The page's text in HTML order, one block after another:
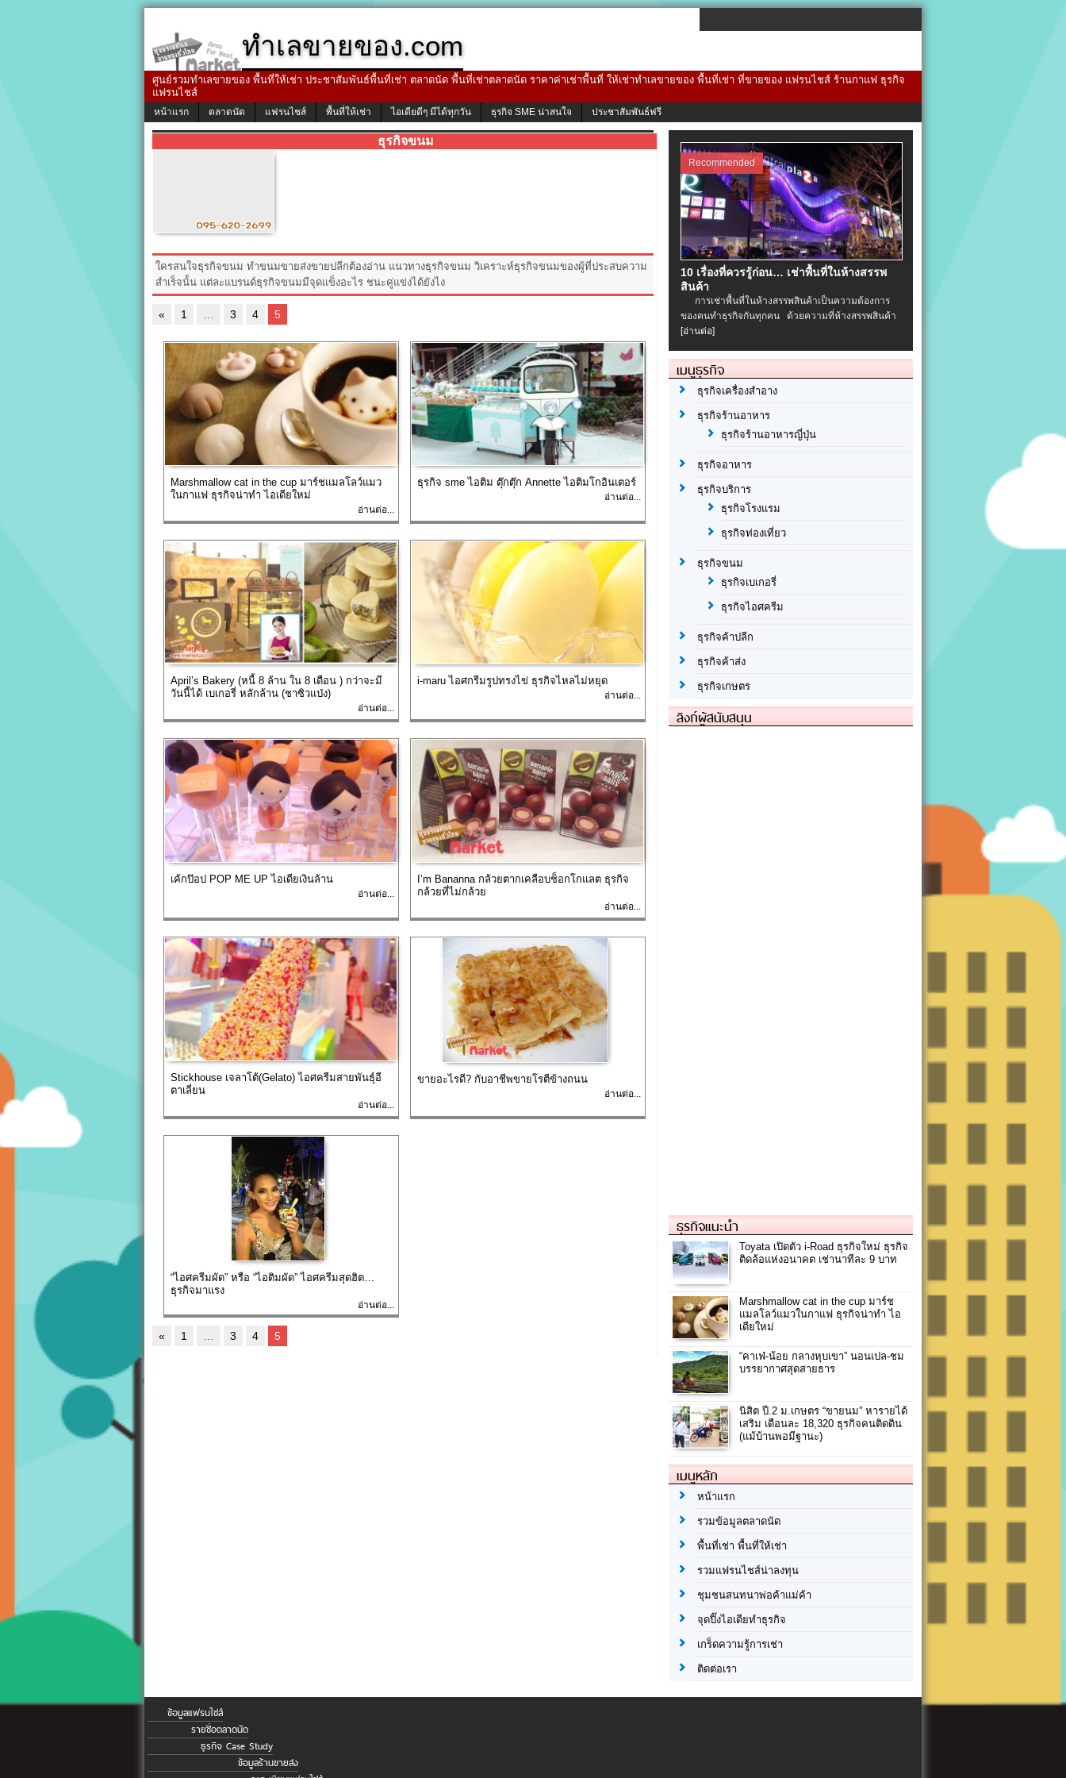
ทำเลขายของ.com
ศูนย์รวมทำเลขายของ พื้นที่ให้เช่า ประชาสัมพันธ์พื้นที่เช่า ตลาดนัด พื้นที่เช่าตลาดนัด ราคาค่าเช่าพื้นที่ ให้เช่าทำเลขายของ พื้นที่เช่า ที่ขายของ แฟรนไชส์ ร้านกาแฟ ธุรกิจ
แฟรนไชส์
หน้าแรก ตลาดนัด แฟรนไชส์ พื้นที่ให้เช่า ไอเดียดีๆ มีได้ทุกวัน ธุรกิจ SME น่าสนใจ ประชาสัมพันธ์ฟรี
ธุรกิจขนม
ใครสนใจธุรกิจขนม ทำขนมขายส่งขายปลีกต้องอ่าน แนวทางธุรกิจขนม วิเคราะห์ธุรกิจขนมของผู้ที่ประสบความ
สำเร็จนั้น แต่ละแบรนด์ธุรกิจขนมมีจุดแข็งอะไร ชนะคู่แข่งได้ยังไง
« 1 3 4 5
Marshmallow cat in the cup มาร์ชแมลโลว์แมว
ในกาแฟ ธุรกิจน่าทำ ไอเดียใหม่
อ่านต่อ...
ธุรกิจ sme ไอติม ตุ๊กตุ๊ก Annette ไอติมโกอินเตอร์
อ่านต่อ...
April’s Bakery (หนี้ 8 ล้าน ใน 8 เดือน ) กว่าจะมี
วันนี้ได้ เบเกอรี่ หลักล้าน (ชาซิวแป่ง)
อ่านต่อ...
i-maru ไอศกรีมรูปทรงไข่ ธุรกิจไหลไม่หยุด
อ่านต่อ...
เค้กป๊อป POP ME UP ไอเดียเงินล้าน
อ่านต่อ...
I’m Bananna กล้วยตากเคลือบช็อกโกแลต ธุรกิจ
กล้วยที่ไม่กล้วย
อ่านต่อ...
Stickhouse เจลาโต้(Gelato) ไอศครีมสายพันธุ์อี
ตาเลี่ยน
อ่านต่อ...
ขายอะไรดี? กับอาชีพขายโรตีข้างถนน
อ่านต่อ...
“ไอศครีมผัด” หรือ “ไอติมผัด” ไอศครีมสุดฮิต…
ธุรกิจมาแรง
อ่านต่อ...
« 1 3 4 5
Recommended
10 เรื่องที่ควรรู้ก่อน… เช่าพื้นที่ในห้างสรรพ
สินค้า
การเช่าพื้นที่ในห้างสรรพสินค้าเป็นความต้องการ
ของคนทำธุรกิจกันทุกคน ด้วยความที่ห้างสรรพสินค้า
[อ่านต่อ]
เมนูธุรกิจ
ธุรกิจเครื่องสำอาง
ธุรกิจร้านอาหาร
ธุรกิจร้านอาหารญี่ปุ่น
ธุรกิจอาหาร
ธุรกิจบริการ
ธุรกิจโรงแรม
ธุรกิจท่องเที่ยว
ธุรกิจขนม
ธุรกิจเบเกอรี่
ธุรกิจไอศครีม
ธุรกิจค้าปลีก
ธุรกิจค้าส่ง
ธุรกิจเกษตร
ลิงก์ผู้สนับสนุน
ธุรกิจแนะนำ
Toyata เปิดตัว i-Road ธุรกิจใหม่ ธุรกิจ
ติดล้อแห่งอนาคต เช่านาทีละ 9 บาท
Marshmallow cat in the cup มาร์ช
แมลโลว์แมวในกาแฟ ธุรกิจน่าทำ ไอ
เดียใหม่
“คาเฟ่-น้อย กลางหุบเขา” นอนเปล-ชม
บรรยากาศสุดสายธาร
นิสิต ปี.2 ม.เกษตร “ขายนม” หารายได้
เสริม เดือนละ 18,320 ธุรกิจคนติดดิน
(แม้บ้านพอมีฐานะ)
เมนูหลัก
หน้าแรก
รวมข้อมูลตลาดนัด
พื้นที่เช่า พื้นที่ให้เช่า
รวมแฟรนไชส์น่าลงทุน
ชุมชนสนทนาพ่อค้าแม่ค้า
จุดปิ๊งไอเดียทำธุรกิจ
เกร็ดความรู้การเช่า
ติดต่อเรา
ข้อมูลแฟรนไชส์
รายชื่อตลาดนัด
ธุรกิจ Case Study
ข้อมูลร้านขายส่ง